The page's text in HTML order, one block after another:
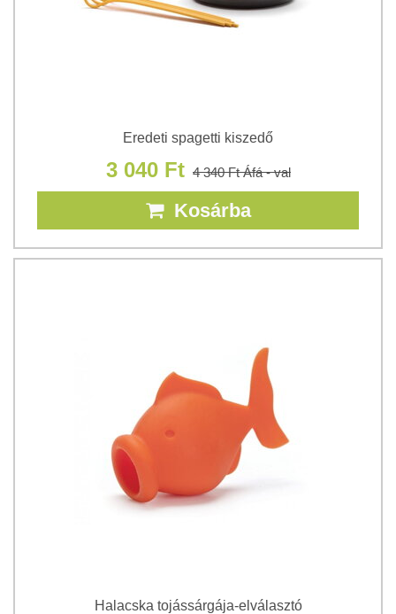
Eredeti spagetti kiszedő
3 040 Ft 4 340 FtÁfá - val
Kosárba
Halacska tojássárgája-elválasztó